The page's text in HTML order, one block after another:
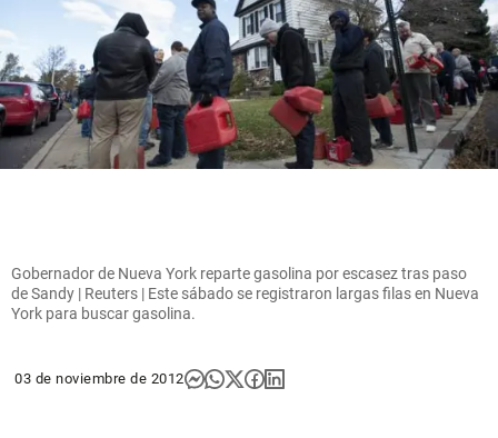
Gobernador de Nueva York reparte gasolina por escasez tras paso
de Sandy | Reuters | Este sábado se registraron largas filas en Nueva
York para buscar gasolina.
03 de noviembre de 2012